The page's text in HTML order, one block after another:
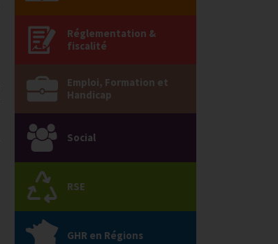
Réglementation &
fiscalité
Emploi, Formation et
Handicap
Social
RSE
GHR en Régions